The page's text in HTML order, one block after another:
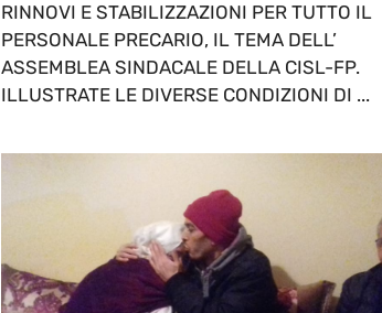
RINNOVI E STABILIZZAZIONI PER TUTTO IL
PERSONALE PRECARIO, IL TEMA DELL’
ASSEMBLEA SINDACALE DELLA CISL-FP.
ILLUSTRATE LE DIVERSE CONDIZIONI DI ...